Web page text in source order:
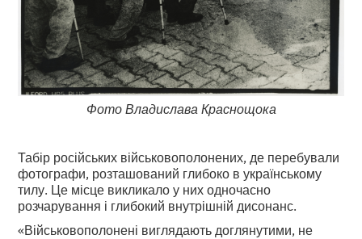
Фото Владислава Краснощока
Табір російських військовополонених, де перебували
фотографи, розташований глибоко в українському
тилу. Це місце викликало у них одночасно
розчарування і глибокий внутрішній дисонанс.
«Військовополонені виглядають доглянутими, не